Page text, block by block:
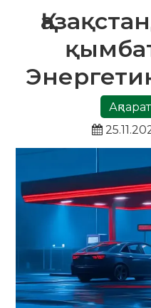
Ақпарат